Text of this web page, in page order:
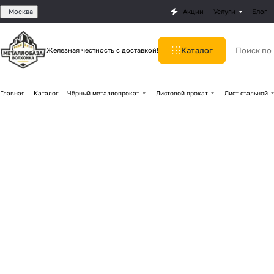
Москва Акции Услуги Блог
Железная честность с доставкой! Каталог
Главная Каталог Чёрный металлопрокат Листовой прокат Лист стальной